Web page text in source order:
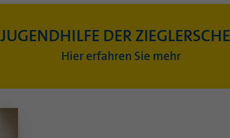
JUGENDHILFE DER
Hier erfahren Sie mehr